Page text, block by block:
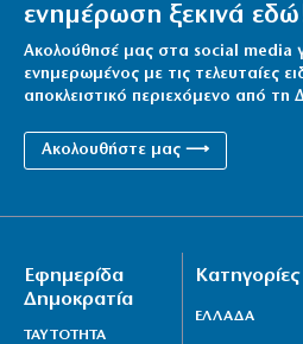
ενημέρωση ξεκινά
Ακολούθησέ μας στα social media
ενημερωμένος με τις τελευταίες
αποκλειστικό περιεχόμενο από τη
Ακολουθήστε μας ⟶
Εφημερίδα
Δημοκρατία
ΤΑΥΤΟΤΗΤΑ
Κατηγορίες
ΕΛΛΑΔΑ